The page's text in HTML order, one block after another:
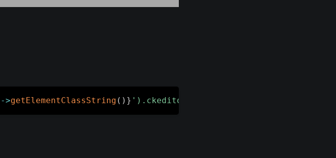
->getElementClassString ( ) } ').ckeditor(options);"